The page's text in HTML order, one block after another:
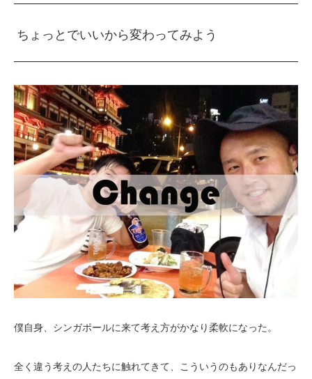
ちょっとでいいから変わってみよう
僕自身、シンガポールに来て考え方がかなり柔軟になった。
全く違う考えの人たちに触れてきて、こういうのもありなんだっ